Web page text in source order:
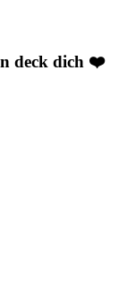
deck dich ❤️